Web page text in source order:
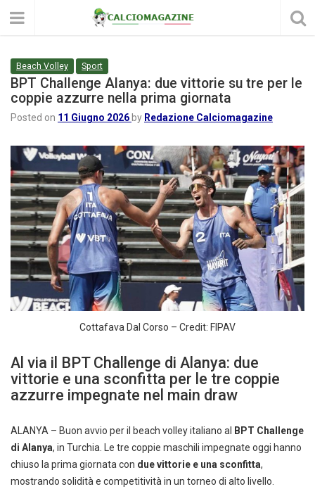
Beach Volley Sport
BPT Challenge Alanya: due vittorie su tre per le
coppie azzurre nella prima giornata
Posted on 11 Giugno 2026 by Redazione Calciomagazine
Cottafava Dal Corso – Credit: FIPAV
Al via il BPT Challenge di Alanya: due
vittorie e una sconfitta per le tre coppie
azzurre impegnate nel main draw
ALANYA – Buon avvio per il beach volley italiano al BPT Challenge
di Alanya, in Turchia. Le tre coppie maschili impegnate oggi hanno
chiuso la prima giornata con due vittorie e una sconfitta,
mostrando solidità e competitività in un torneo di alto livello.